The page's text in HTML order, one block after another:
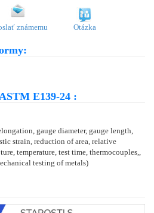
známemu Otázka
E139-24 :
gauge diameter, gauge length,
strain, reduction of area, relative
temperature, test time, thermocouples,,
testing of metals)